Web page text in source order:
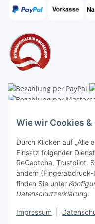
Wie wir Cookies &
Durch Klicken auf „Alle
Einsatz folgender
ReCaptcha, Trustpilot.
ändern (Fingerabdruck-
finden Sie unter
Datenschutzerklärung.
Impressum
Schauraum & Verkauf:
Buchhaltung: Königleiten
A-3354 Wolfsbach
+43747782730
shop@krippen-shop.at